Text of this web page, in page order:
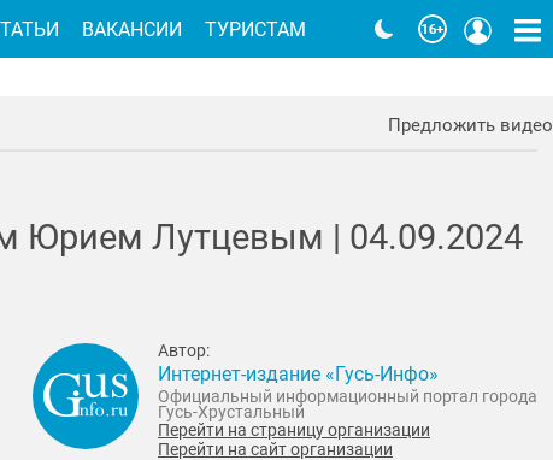
Предложить видео
Юрием Лутцевым | 04.09.2024
Автор:
Интернет-издание «Гусь-Инфо»
Официальный информационный портал города
Гусь-Хрустальный
Перейти на страницу организации
Перейти на сайт организации
ВАКАНСИИ ТУРИСТАМ